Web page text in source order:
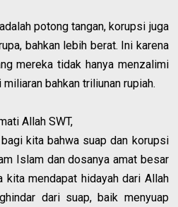
potong tangan, korupsi juga
bahkan lebih berat. Ini karena
mereka tidak hanya menzalimi
bahkan triliunan rupiah.
Allah SWT,
kita bahwa suap dan korupsi
Islam dan dosanya amat besar
kita mendapat hidayah dari Allah
dari suap, baik menyuap